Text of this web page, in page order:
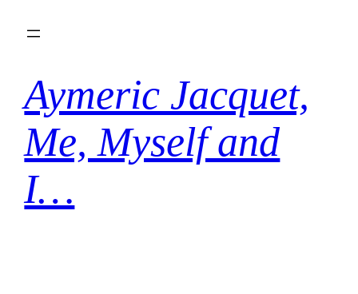
Aymeric Jacquet,
Me, Myself and
I…